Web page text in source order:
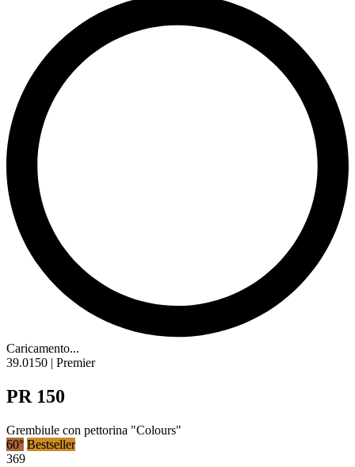
Caricamento...
39.0150 | Premier
PR 150
Grembiule con pettorina "Colours"
60° Bestseller
369